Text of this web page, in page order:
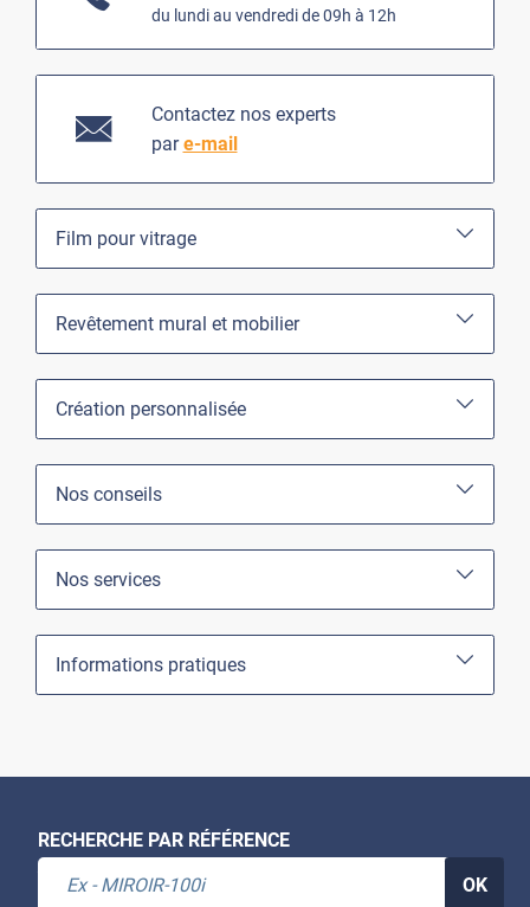
du lundi au vendredi de 09h à 12h
Contactez nos experts
pare-mail
Film pour vitrage
Revêtement mural et mobilier
Création personnalisée
Nos conseils
Nos services
Informations pratiques
RECHERCHE PAR RÉFÉRENCE
OK